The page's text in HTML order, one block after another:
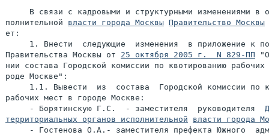
В связи с кадровыми и структурными изменениями в
полнительной власти города Москвы Правительство Москвы
ет:
1. Внести  следующие  изменения  в приложение к
Правительства Москвы от 25 октября 2005 г.  N 829-ПП
нии состава Городской комиссии по квотированию
роде Москве":
1.1. Вывести  из  состава  Городской комиссии по
рабочих мест в городе Москве:
     - Борятинскую Г.С.  - заместителя  руководителя
территориальных органов исполнительной
власти города
- Гостенова О.А.- заместителя префекта Южного